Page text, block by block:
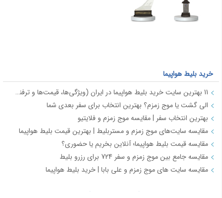
خرید بلیط هواپیما
11 بهترین سایت خرید بلیط هواپیما در ایران (ویژگی‌ها، قیمت‌ها و ترفندها)
الی گشت یا موج زمزم؟ بهترین انتخاب برای سفر بعدی شما
بهترین انتخاب سفر | مقایسه موج زمزم و فلایتیو
مقایسه سایت‌های موج زمزم و مستربلیط | بهترین قیمت بلیط هواپیما
مقایسه قیمت بلیط هواپیما؛ آنلاین بخریم یا حضوری؟
مقایسه جامع بین موج زمزم و سفر 724 برای رزرو بلیط
مقایسه سایت های موج زمزم و علی بابا | خرید بلیط هواپیما